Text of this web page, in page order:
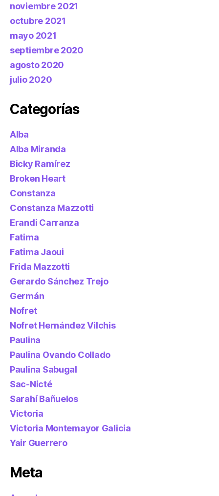
noviembre 2021
octubre 2021
mayo 2021
septiembre 2020
agosto 2020
julio 2020
Categorías
Alba
Alba Miranda
Bicky Ramírez
Broken Heart
Constanza
Constanza Mazzotti
Erandi Carranza
Fatima
Fatima Jaoui
Frida Mazzotti
Gerardo Sánchez Trejo
Germán
Nofret
Nofret Hernández Vilchis
Paulina
Paulina Ovando Collado
Paulina Sabugal
Sac-Nicté
Sarahí Bañuelos
Victoria
Victoria Montemayor Galicia
Yair Guerrero
Meta